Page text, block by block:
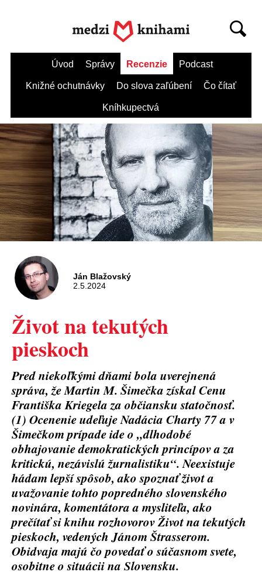
Úvod Správy Recenzie Podcast
Knižné ochutnávky Do slova zaľúbení Čo čítať
Kníhkupectvá
Ján Blažovský
2.5.2024
Život na tekutých
pieskoch
Pred niekoľkými dňami bola uverejnená
správa, že Martin M. Šimečka získal Cenu
Františka Kriegela za občiansku statočnosť.
(1) Ocenenie udeľuje Nadácia Charty 77 a v
Šimečkom prípade ide o „dlhodobé
obhajovanie demokratických princípov a za
kritickú, nezávislú žurnalistiku“. Neexistuje
hádam lepší spôsob, ako spoznať život a
uvažovanie tohto popredného slovenského
novinára, komentátora a mysliteľa, ako
prečítať si knihu rozhovorov Život na tekutých
pieskoch, vedených Jánom Štrasserom.
Obidvaja majú čo povedať o súčasnom svete,
osobitne o situácii na Slovensku.